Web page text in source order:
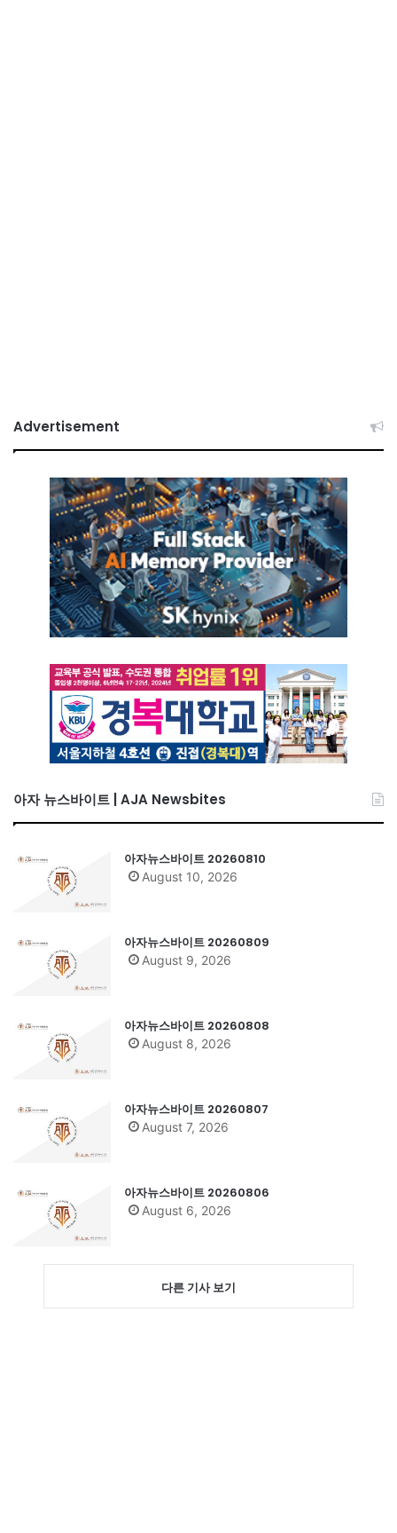
Advertisement
아자 뉴스바이트 | AJA Newsbites
아자뉴스바이트 20260810
August 10, 2026
아자뉴스바이트 20260809
August 9, 2026
아자뉴스바이트 20260808
August 8, 2026
아자뉴스바이트 20260807
August 7, 2026
아자뉴스바이트 20260806
August 6, 2026
다른 기사 보기